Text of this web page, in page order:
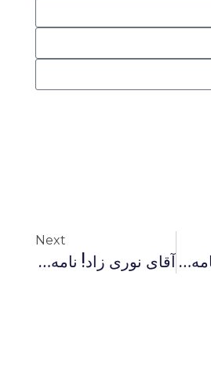
آقای نوری زاد! نامه های شما مصداق «افضل الجهاد» است
Next
آقای نوری زاد! نامه های شما مصداق «افضل الجهاد» است